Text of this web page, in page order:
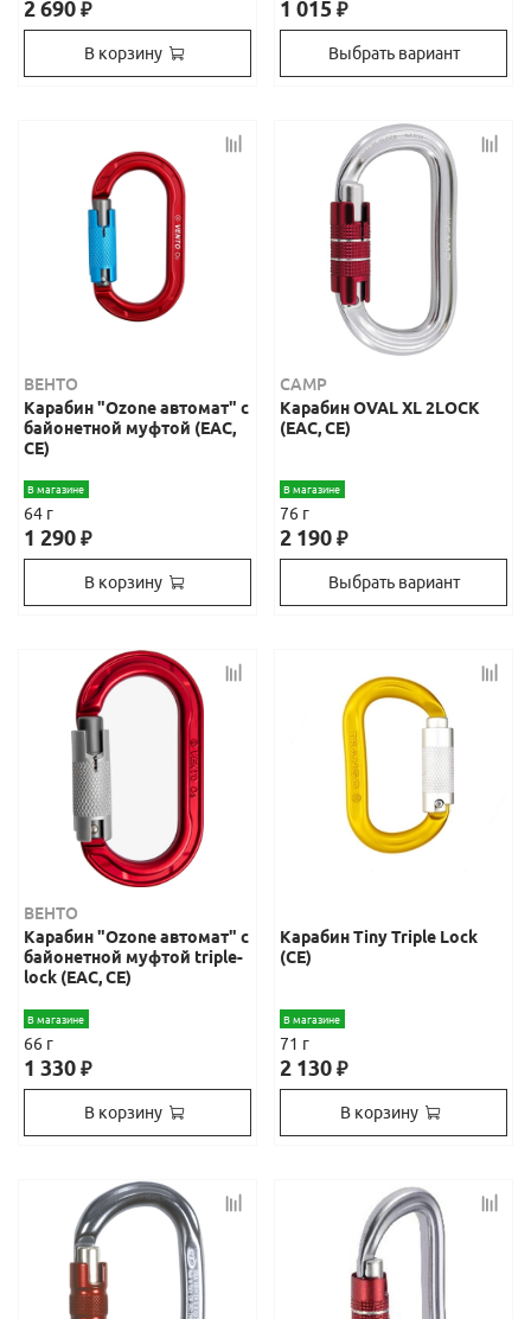
2 690₽
В корзину
1 015₽
Выбрать вариант
ВЕНТО
Карабин "Ozone автомат" с
байонетной муфтой (EAC,
CE)
В магазине
64 г
1 290₽
В корзину
CAMP
Карабин OVAL XL 2LOCK
(ЕАС, СЕ)
В магазине
76 г
2 190₽
Выбрать вариант
ВЕНТО
Карабин "Ozone автомат" с
байонетной муфтой triple-
lock (EAC, CE)
В магазине
66 г
1 330₽
В корзину
Карабин Tiny Triple Lock
(СЕ)
В магазине
71 г
2 130₽
В корзину